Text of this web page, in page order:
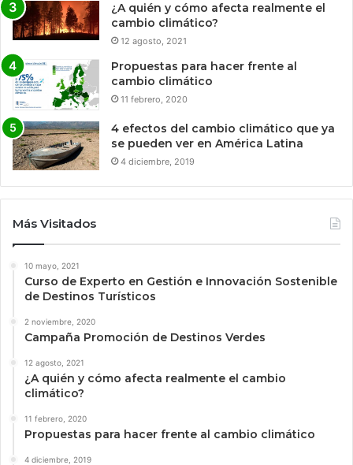
¿A quién y cómo afecta realmente el
cambio climático?
12 agosto, 2021
Propuestas para hacer frente al
cambio climático
11 febrero, 2020
4 efectos del cambio climático que ya
se pueden ver en América Latina
4 diciembre, 2019
Más Visitados
10 mayo, 2021
Curso de Experto en Gestión e Innovación Sostenible
de Destinos Turísticos
2 noviembre, 2020
Campaña Promoción de Destinos Verdes
12 agosto, 2021
¿A quién y cómo afecta realmente el cambio
climático?
11 febrero, 2020
Propuestas para hacer frente al cambio climático
4 diciembre, 2019